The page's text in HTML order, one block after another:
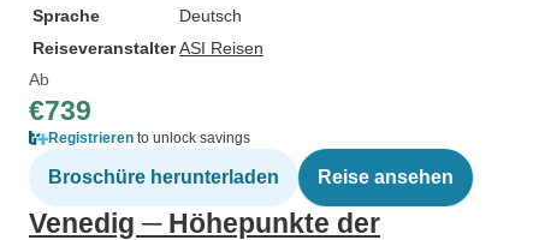
Sprache
Deutsch
ReiseveranstalterASI Reisen
Ab
€739
Registrieren to unlock savings
Broschüre herunterladen Reise ansehen
Venedig ─ Höhepunkte der